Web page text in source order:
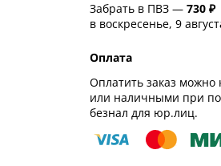
Забрать в ПВЗ — 730 ₽
в воскресенье, 9
Оплата
Оплатить заказ можно
или наличными при
безнал для юр.лиц.